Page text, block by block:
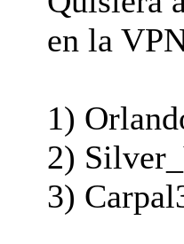
en la
1)
2)
3)